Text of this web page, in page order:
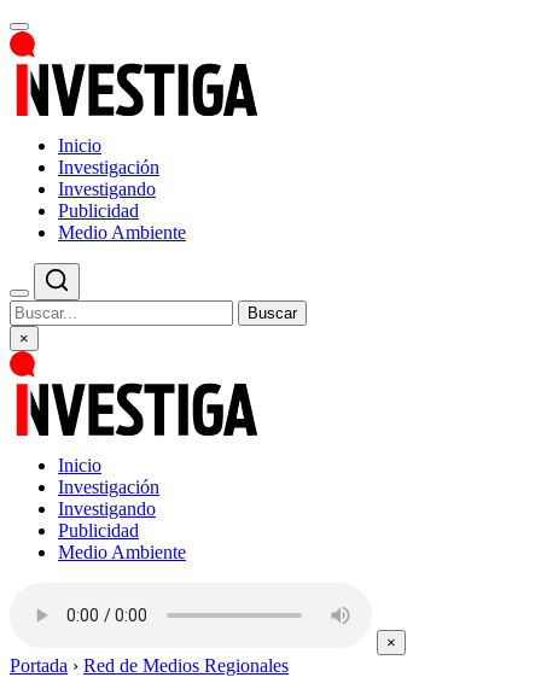
Inicio
Investigación
Investigando
Publicidad
Medio Ambiente
Buscar
×
Inicio
Investigación
Investigando
Publicidad
Medio Ambiente
×
Portada › Red de Medios Regionales